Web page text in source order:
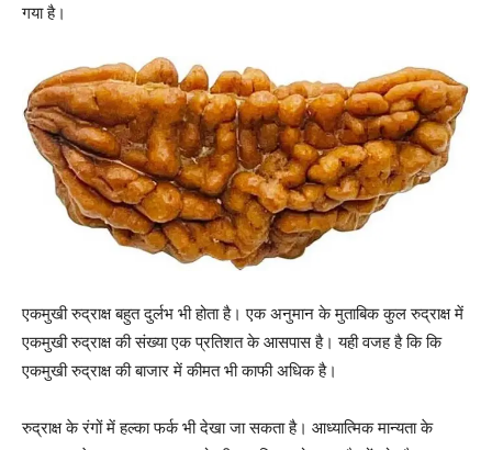
गया है।
एकमुखी रुद्राक्ष बहुत दुर्लभ भी होता है। एक अनुमान के मुताबिक कुल रुद्राक्ष में
एकमुखी रुद्राक्ष की संख्या एक प्रतिशत के आसपास है। यही वजह है कि कि
एकमुखी रुद्राक्ष की बाजार में कीमत भी काफी अधिक है।
रुद्राक्ष के रंगों में हल्का फर्क भी देखा जा सकता है। आध्यात्मिक मान्यता के